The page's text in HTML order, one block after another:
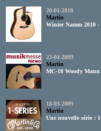
20-01-2010
Martin
Winter Namm 2010 -
23-04-2009
Martin
MC-18 Woody
18-03-2009
Martin
Une nouvelle série :